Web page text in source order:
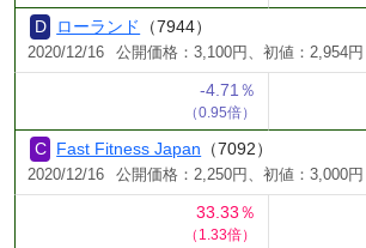
ローランド （7944）
2020/12/16 公開価格：3,100円、初値：2,954円
-4.71％
（0.95倍）
Fast Fitness Japan （7092）
2020/12/16 公開価格：2,250円、初値：3,000円
33.33％
（1.33倍）